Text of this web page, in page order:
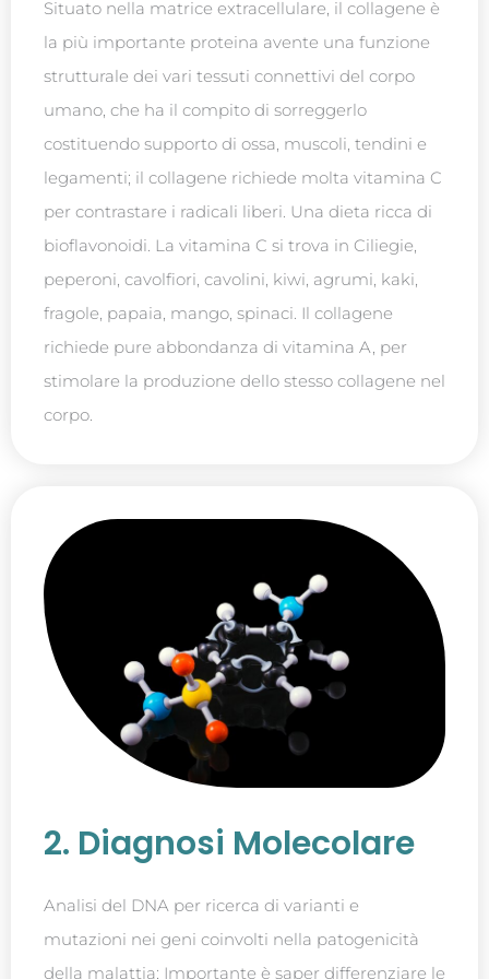
Situato nella matrice extracellulare, il collagene è
la più importante proteina avente una funzione
strutturale dei vari tessuti connettivi del corpo
umano, che ha il compito di sorreggerlo
costituendo supporto di ossa, muscoli, tendini e
legamenti; il collagene richiede molta vitamina C
per contrastare i radicali liberi. Una dieta ricca di
bioflavonoidi. La vitamina C si trova in Ciliegie,
peperoni, cavolfiori, cavolini, kiwi, agrumi, kaki,
fragole, papaia, mango, spinaci. Il collagene
richiede pure abbondanza di vitamina A, per
stimolare la produzione dello stesso collagene nel
corpo.
2. Diagnosi Molecolare
Analisi del DNA per ricerca di varianti e
mutazioni nei geni coinvolti nella patogenicità
della malattia; Importante è saper differenziare le